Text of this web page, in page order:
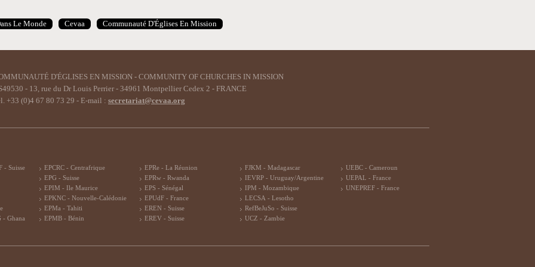
Le Monde Cevaa Communauté D'Églises En Mission
D'ÉGLISES EN MISSION - COMMUNITY OF CHURCHES IN MISSION
- 13, rue du Dr Louis Perrier - 34961 Montpellier Cedex 2 - FRANCE
+33 (0)4 67 80 73 29 - E-mail : secretariat@cevaa.org
- Suisse
- Ghana
EPCRC - Centrafrique
EPG - Suisse
EPIM - Ile Maurice
EPKNC - Nouvelle-Calédonie
EPMa - Tahiti
EPMB - Bénin
EPRe - La Réunion
EPRw - Rwanda
EPS - Sénégal
EPUdF - France
EREN - Suisse
EREV - Suisse
FJKM - Madagascar
IEVRP - Uruguay/Argentine
IPM - Mozambique
LECSA - Lesotho
RefBeJuSo - Suisse
UCZ - Zambie
UEBC - Cameroun
UEPAL - France
UNEPREF - France